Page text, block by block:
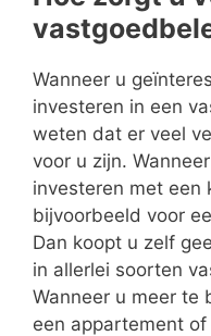
Wanneer u
investeren in een
weten dat er veel
voor u zijn.
investeren met een
bijvoorbeeld voor
Dan koopt u zelf
in allerlei soorten
Wanneer u meer te
een appartement